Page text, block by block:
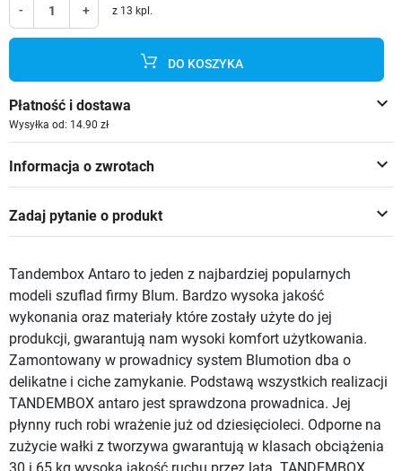
- + z 13 kpl.
DO KOSZYKA
keyboard_arrow_down
Płatność i dostawa
Wysyłka od: 14.90 zł
keyboard_arrow_down
Informacja o zwrotach
keyboard_arrow_down
Zadaj pytanie o produkt
Tandembox Antaro to jeden z najbardziej popularnych
modeli szuflad firmy Blum. Bardzo wysoka jakość
wykonania oraz materiały które zostały użyte do jej
produkcji, gwarantują nam wysoki komfort użytkowania.
Zamontowany w prowadnicy system Blumotion dba o
delikatne i ciche zamykanie. Podstawą wszystkich realizacji
TANDEMBOX antaro jest sprawdzona prowadnica. Jej
płynny ruch robi wrażenie już od dziesięcioleci. Odporne na
zużycie wałki z tworzywa gwarantują w klasach obciążenia